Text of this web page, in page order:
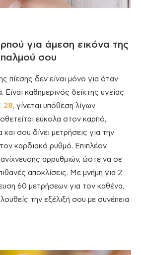
για άμεση εικόνα της
παλμού σου
πίεσης δεν είναι μόνο για όταν
Είναι καθημερινός δείκτης υγείας
28, γίνεται υπόθεση λίγων
εύκολα στον καρπό,
και σου δίνει μετρήσεις για την
καρδιακό ρυθμό. Επιπλέον,
ανίχνευσης αρρυθμιών, ώστε να σε
αποκλίσεις. Με μνήμη για 2
60 μετρήσεων για τον καθένα,
την εξέλιξή σου με συνέπεια